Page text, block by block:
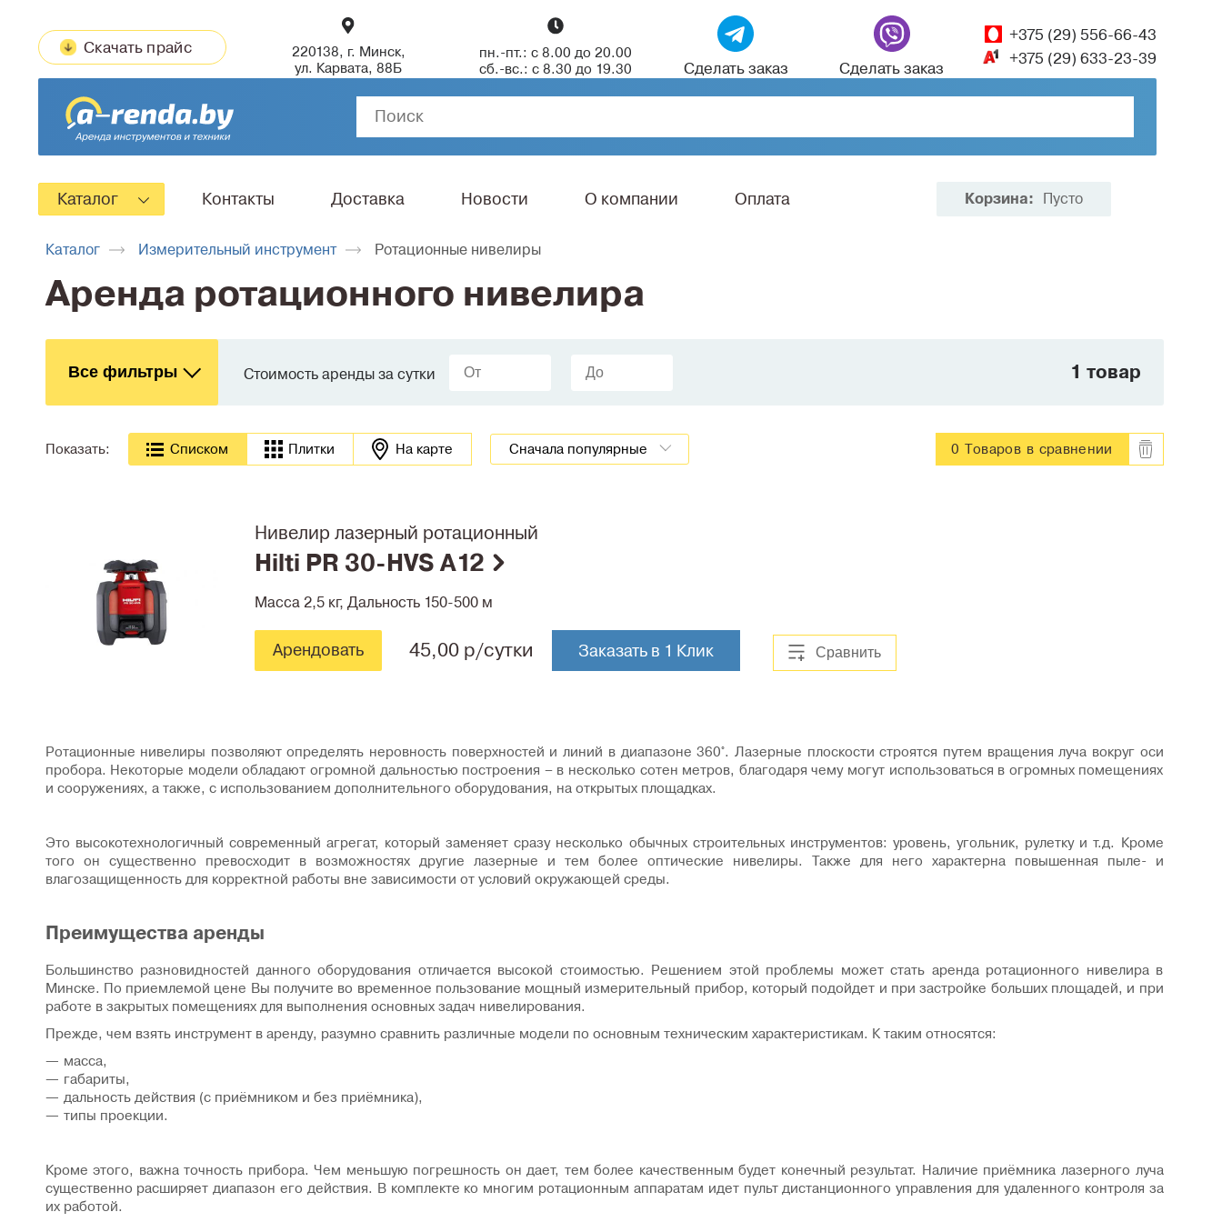
Скачать прайс
220138, г. Минск,
ул. Карвата, 88Б
пн.-пт.: с 8.00 до 20.00
сб.-вс.: с 8.30 до 19.30
Сделать заказ Сделать заказ
+375 (29) 556-66-43
+375 (29) 633-23-39
Каталог Контакты Доставка Новости О компании Оплата Корзина: Пусто
Каталог Измерительный инструмент Ротационные нивелиры
Аренда ротационного нивелира
Все фильтры Стоимость аренды за сутки 1 товар
Показать: Cписком Плитки На карте Сначала популярные 0 Товаровв сравнении
Нивелир лазерный ротационный
Hilti PR 30-HVS A12
Масса 2,5 кг, Дальность 150-500 м
Арендовать 45,00 р/сутки Заказать в 1 Клик Сравнить
Ротационные нивелиры позволяют определять неровность поверхностей и линий в диапазоне 360°. Лазерные плоскости строятся путем вращения луча вокруг оси
пробора. Некоторые модели обладают огромной дальностью построения – в несколько сотен метров, благодаря чему могут использоваться в огромных помещениях
и сооружениях, а также, с использованием дополнительного оборудования, на открытых площадках.
Это высокотехнологичный современный агрегат, который заменяет сразу несколько обычных строительных инструментов: уровень, угольник, рулетку и т.д. Кроме
того он существенно превосходит в возможностях другие лазерные и тем более оптические нивелиры. Также для него характерна повышенная пыле- и
влагозащищенность для корректной работы вне зависимости от условий окружающей среды.
Преимущества аренды
Большинство разновидностей данного оборудования отличается высокой стоимостью. Решением этой проблемы может стать аренда ротационного нивелира в
Минске. По приемлемой цене Вы получите во временное пользование мощный измерительный прибор, который подойдет и при застройке больших площадей, и при
работе в закрытых помещениях для выполнения основных задач нивелирования.
Прежде, чем взять инструмент в аренду, разумно сравнить различные модели по основным техническим характеристикам. К таким относятся:
масса,
габариты,
дальность действия (с приёмником и без приёмника),
типы проекции.
Кроме этого, важна точность прибора. Чем меньшую погрешность он дает, тем более качественным будет конечный результат. Наличие приёмника лазерного луча
существенно расширяет диапазон его действия. В комплекте ко многим ротационным аппаратам идет пульт дистанционного управления для удаленного контроля за
их работой.